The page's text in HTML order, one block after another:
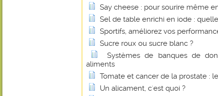
Say cheese : pour sourire même
Sel de table enrichi en iode :
Sportifs, améliorez vos
Sucre roux ou sucre blanc ?
Systèmes de banques de
aliments
Tomate et cancer de la prostate :
Un alicament, c'est quoi ?